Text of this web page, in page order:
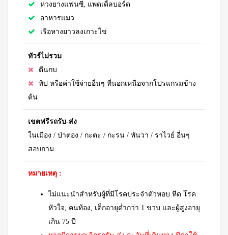
ห่วงยางแฟนซี, แพดเดิ้ลบอร์ด
อาหารแมว
เรือหางยาวลงเกาะไข่
ทัวร์ไม่รวม
ตีนกบ
ทิป หรือค่าใช้จ่ายอื่นๆ ที่นอกเหนือจากโปรแกรมข้าง
ต้น
เขตฟรีรถรับ-ส่ง
ในเมือง / ป่าตอง / กะตะ / กะรน / พันวา / ราไวย์ อื่นๆ
สอบถาม
หมายเหตุ :
ไม่แนะนำสำหรับผู้ที่มีโรคประจำตัวหอบ หืด โรค
หัวใจ, คนท้อง, เด็กอายุต่ำกว่า 1 ขวบ และผู้สูงอายุ
เกิน 75 ปี